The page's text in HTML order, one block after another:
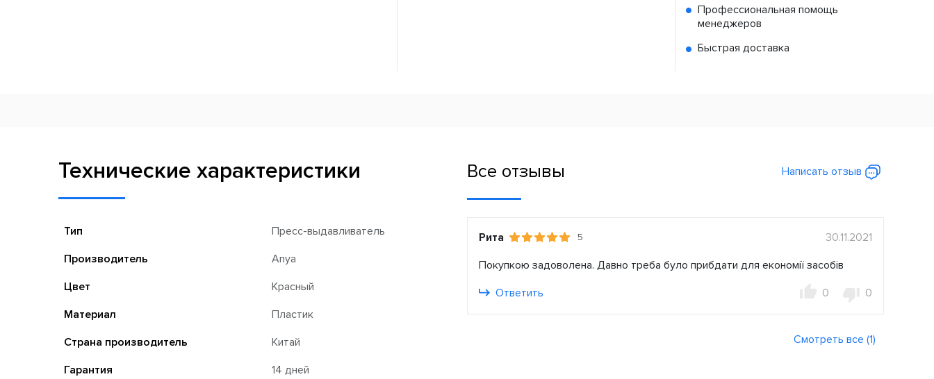
Профессиональная помощь
менеджеров
Быстрая доставка
Технические характеристики
Тип
Пресс-выдавливатель
Производитель
Anya
Цвет
Красный
Материал
Пластик
Страна производитель
Китай
Гарантия
14 дней
Все отзывы Написать отзыв
Рита 5
30.11.2021
Покупкою задоволена. Давно треба було прибдати для економії засобів
Ответить
0 0
Смотреть все (1)